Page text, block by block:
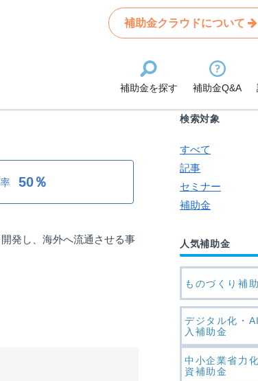
補助金クラウドについて
補助金を探す 補助金Q&A
仕様食品製造
50％
発し、海外へ流通させる事
Search
条件から記事を
検索対象
すべて
記事
セミナー
補助金
人気補助金
ものづくり補
デジタル化・
入補助金
中小企業省力
資補助金